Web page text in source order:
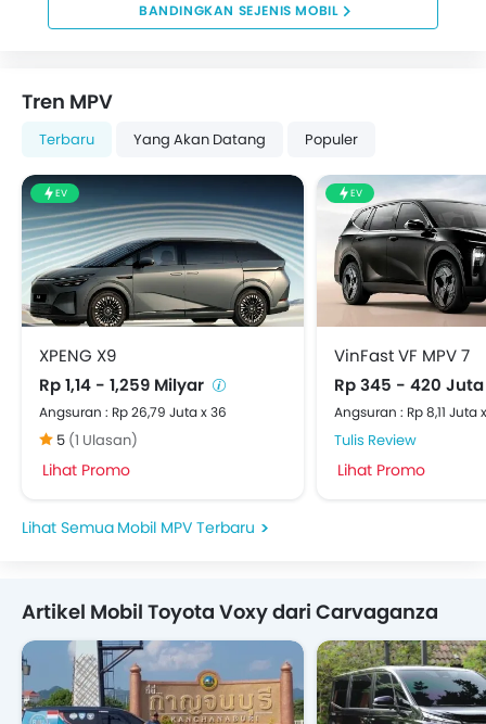
BANDINGKAN SEJENIS MOBIL
Tren MPV
Terbaru Yang Akan Datang Populer
EV
XPENG X9
Rp 1,14 - 1,259 Milyar
Angsuran : Rp 26,79 Juta x 36
5 (1 Ulasan)
Lihat Promo
EV
VinFast VF MPV 7
Rp 345 - 420
Angsuran : Rp 8,11 Juta
Tulis Review
Lihat Promo
Mobil MPV Terbaru
Artikel Mobil Toyota Voxy dari Carvaganza